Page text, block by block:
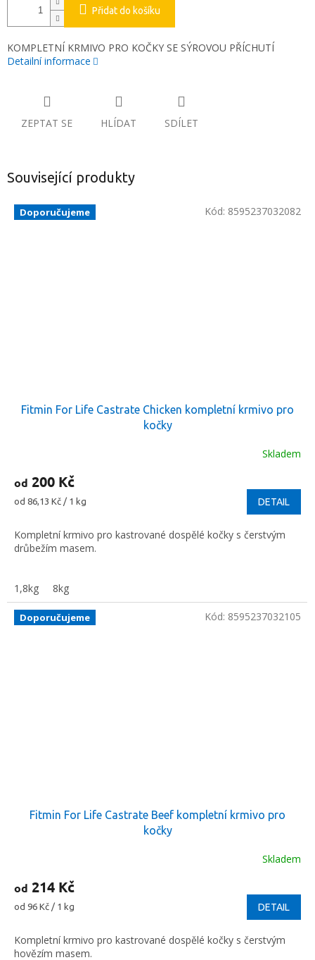
Přidat do košíku
KOMPLETNÍ KRMIVO PRO KOČKY SE SÝROVOU PŘÍCHUTÍ
Detailní informace
ZEPTAT SE HLÍDAT SDÍLET
Související produkty
Doporučujeme
Fitmin For Life Castrate Chicken kompletní krmivo pro
kočky
Skladem
od 200 Kč
Měrná
od 86,13 Kč / 1 kg DETAIL
Kompletní krmivo pro kastrované dospělé kočky s čerstvým
drůbežím masem.
1,8kg 8kg
Kód: 8595237032082
Doporučujeme
Fitmin For Life Castrate Beef kompletní krmivo pro
kočky
Skladem
od 214 Kč
Měrná
od 96 Kč / 1 kg DETAIL
Kompletní krmivo pro kastrované dospělé kočky s čerstvým
hovězím masem.
Kód: 8595237032105